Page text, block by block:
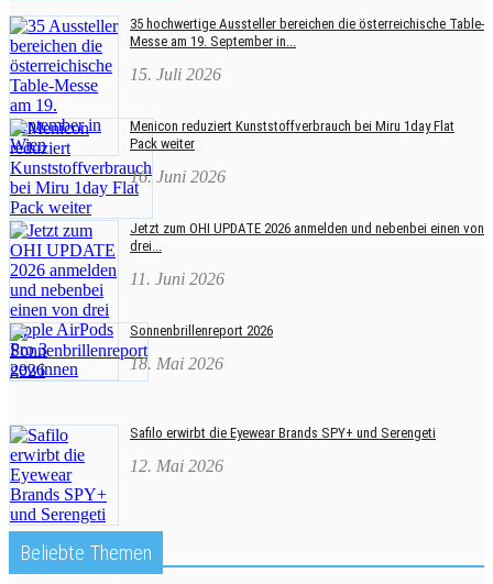
35 hochwertige Aussteller bereichen die österreichische Table-
Messe am 19. September in...
15. Juli 2026
Menicon reduziert Kunststoffverbrauch bei Miru 1day Flat
Pack weiter
16. Juni 2026
Jetzt zum OHI UPDATE 2026 anmelden und nebenbei einen von
drei...
11. Juni 2026
Sonnenbrillenreport 2026
18. Mai 2026
Safilo erwirbt die Eyewear Brands SPY+ und Serengeti
12. Mai 2026
Beliebte Themen